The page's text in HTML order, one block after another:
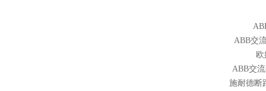
ABB交
ABB交
施耐德断